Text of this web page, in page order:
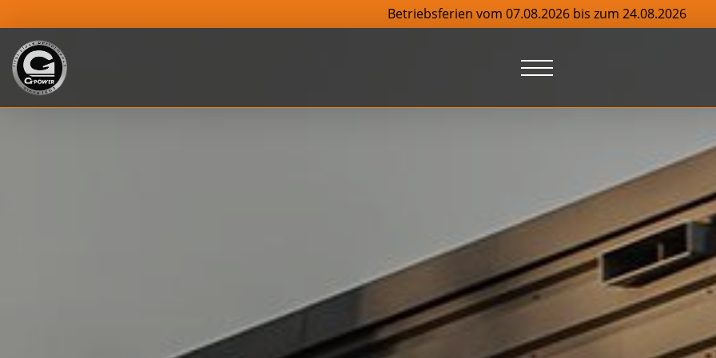
Betriebsferien vom 07.08.2026 bis zum 24.08.2026